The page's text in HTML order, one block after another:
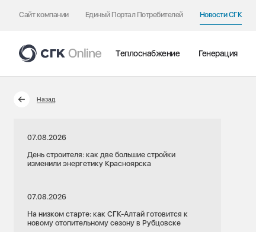
Сайт компании Единый Портал Потребителей Новости СГК
Теплоснабжение Генерация
Назад
07.08.2026
День строителя: как две большие стройки
изменили энергетику Красноярска
07.08.2026
На низком старте: как СГК-Алтай готовится к
новому отопительному сезону в Рубцовске